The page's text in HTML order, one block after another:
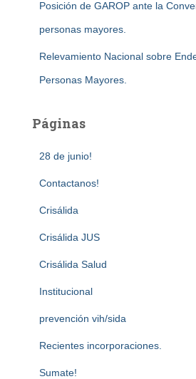
Posición de GAROP ante la
personas mayores.
Relevamiento Nacional sobre
Personas Mayores.
Páginas
28 de junio!
Contactanos!
Crisálida
Crisálida JUS
Crisálida Salud
Institucional
prevención vih/sida
Recientes incorporaciones.
Sumate!